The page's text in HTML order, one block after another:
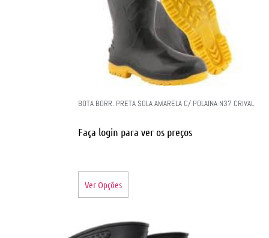
BOTA BORR. PRETA SOLA AMARELA C/ POLAINA N37 CRIVAL
Faça login para ver os preços
Ver Opções